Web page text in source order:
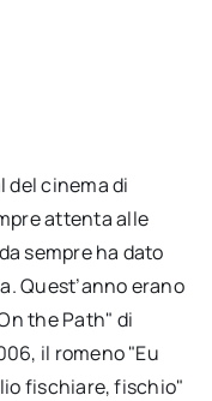
del cinema di
attenta alle
sempre ha dato
Quest’anno erano
the Path" di
il romeno "Eu
fischiare, fischio"